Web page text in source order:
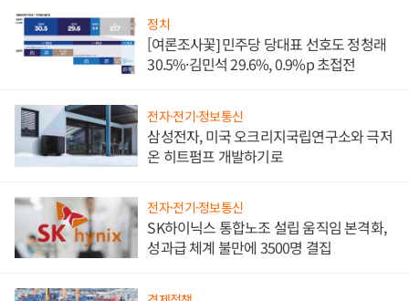
정치
[여론조사꽃] 민주당 당대표 선호도 정청래
30.5%·김민석 29.6%, 0.9%p 초접전
전자·전기·정보통신
삼성전자, 미국 오크리지국립연구소와 극저
온 히트펌프 개발하기로
전자·전기·정보통신
SK하이닉스 통합노조 설립 움직임 본격화,
성과급 체계 불만에 3500명 결집